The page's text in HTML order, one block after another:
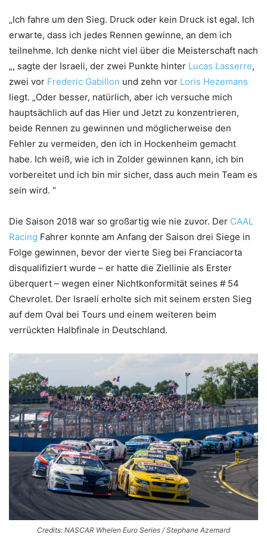
„Ich fahre um den Sieg. Druck oder kein Druck ist egal. Ich
erwarte, dass ich jedes Rennen gewinne, an dem ich
teilnehme. Ich denke nicht viel über die Meisterschaft nach
„, sagte der Israeli, der zwei Punkte hinter Lucas Lasserre,
zwei vor Frederic Gabillon und zehn vor Loris Hezemans
liegt. „Oder besser, natürlich, aber ich versuche mich
hauptsächlich auf das Hier und Jetzt zu konzentrieren,
beide Rennen zu gewinnen und möglicherweise den
Fehler zu vermeiden, den ich in Hockenheim gemacht
habe. Ich weiß, wie ich in Zolder gewinnen kann, ich bin
vorbereitet und ich bin mir sicher, dass auch mein Team es
sein wird. “
Die Saison 2018 war so großartig wie nie zuvor. Der CAAL
Racing Fahrer konnte am Anfang der Saison drei Siege in
Folge gewinnen, bevor der vierte Sieg bei Franciacorta
disqualifiziert wurde – er hatte die Ziellinie als Erster
überquert – wegen einer Nichtkonformität seines # 54
Chevrolet. Der Israeli erholte sich mit seinem ersten Sieg
auf dem Oval bei Tours und einem weiteren beim
verrückten Halbfinale in Deutschland.
Credits: NASCAR Whelen Euro Series / Stephane Azemard